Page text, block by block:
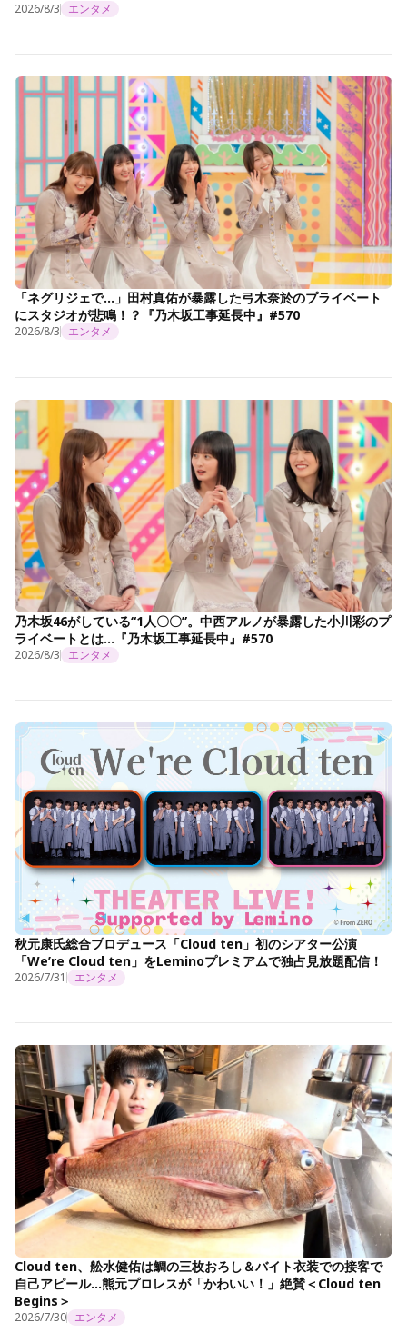
2026/8/3 エンタメ
「ネグリジェで…」田村真佑が暴露した弓木奈於のプライベート
にスタジオが悲鳴！？『乃木坂工事延長中』#570
2026/8/3 エンタメ
乃木坂46がしている“1人〇〇”。中西アルノが暴露した小川彩のプ
ライベートとは…『乃木坂工事延長中』#570
2026/8/3 エンタメ
秋元康氏総合プロデュース「Cloud ten」初のシアター公演
「We’re Cloud ten」をLeminoプレミアムで独占見放題配信！
2026/7/31 エンタメ
Cloud ten、舩水健佑は鯛の三枚おろし＆バイト衣装での接客で
自己アピール…熊元プロレスが「かわいい！」絶賛＜Cloud ten
Begins＞
2026/7/30 エンタメ